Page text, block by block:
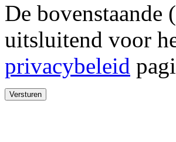
De bovenstaande
uitsluitend voor
privacybeleid
Versturen